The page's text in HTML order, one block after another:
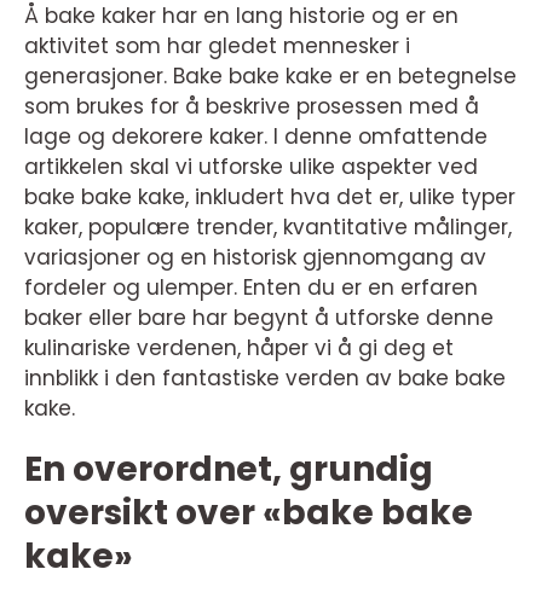
Å bake kaker har en lang historie og er en
aktivitet som har gledet mennesker i
generasjoner. Bake bake kake er en betegnelse
som brukes for å beskrive prosessen med å
lage og dekorere kaker. I denne omfattende
artikkelen skal vi utforske ulike aspekter ved
bake bake kake, inkludert hva det er, ulike typer
kaker, populære trender, kvantitative målinger,
variasjoner og en historisk gjennomgang av
fordeler og ulemper. Enten du er en erfaren
baker eller bare har begynt å utforske denne
kulinariske verdenen, håper vi å gi deg et
innblikk i den fantastiske verden av bake bake
kake.
En overordnet, grundig
oversikt over «bake bake
kake»